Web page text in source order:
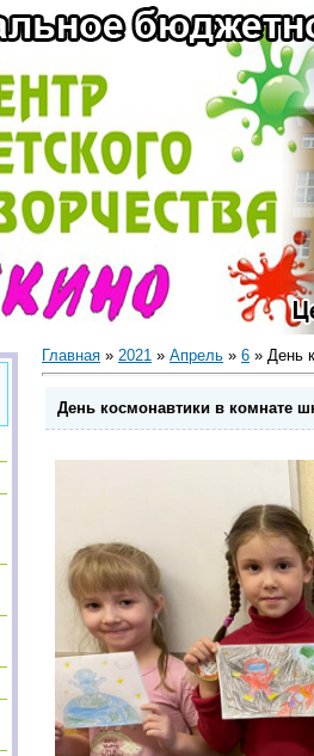
Главная » 2021 » Апрель » 6 » День
День космонавтики в комнате